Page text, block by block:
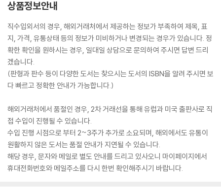
상품정보안내
직수입외서의 경우, 해외거래처에서 제공하는 정보가 부족하여 제목, 표
지, 가격, 유통상태 등의 정보가 미비하거나 변경되는 경우가 있습니다. 정
확한 확인을 원하시는 경우, 일대일 상담으로 문의하여 주시면 답변 드리
겠습니다.
(판형과 판수 등이 다양한 도서는 찾으시는 도서의 ISBN을 알려 주시면 보
다 빠르고 정확한 안내가 가능합니다.)
해외거래처에서 품절인 경우, 2차 거래선을 통해 유럽과 미국 출판사로 직
접 수입이 진행될 수 있습니다.
수입 진행 시점으로 부터 2~3주가 추가로 소요되며, 해외에서도 유통이
원활하지 않은 도서는 품절 안내가 지연될 수 있습니다.
해당 경우, 문자와 메일로 별도 안내를 드리고 있사오니 마이페이지에서
휴대전화번호와 메일주소를 다시 한번 확인해주시기 바랍니다.